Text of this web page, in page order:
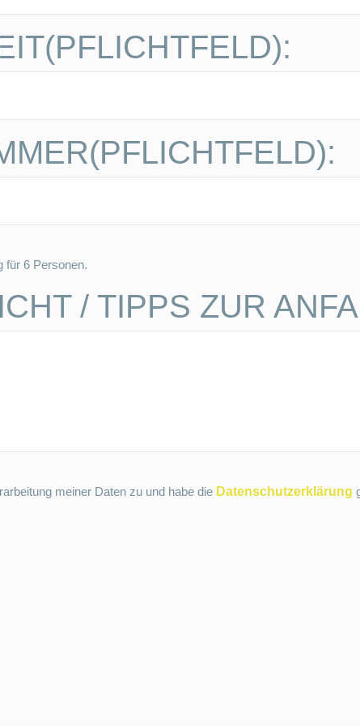
(PFLICHTFELD):
(PFLICHTFELD):
für 6 Personen.
/ TIPPS ZUR
meiner Daten zu und habe die Datenschutzerklärung